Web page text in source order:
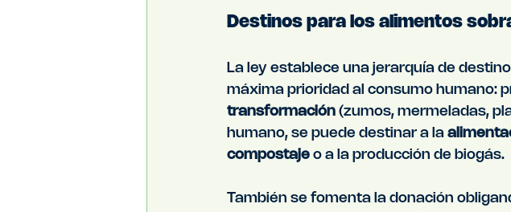
Destinos para los alimentos
La ley establece una jerarquía de
máxima prioridad al consumo humano:
transformación (zumos, mermeladas,
humano, se puede destinar a la
compostaje o a la producción de biogás.
También se fomenta la donación